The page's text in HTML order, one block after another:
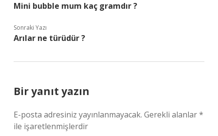
Mini bubble mum kaç gramdır ?
Sonraki Yazı
Arılar ne türüdür ?
Bir yanıt yazın
E-posta adresiniz yayınlanmayacak. Gerekli alanlar*
ile işaretlenmişlerdir